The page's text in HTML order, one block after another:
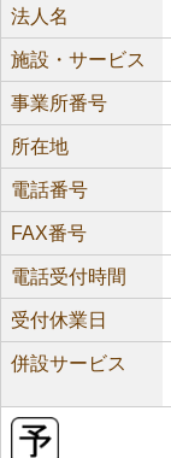
法人名
施設・サービス
事業所番号
所在地
電話番号
FAX番号
電話受付時間
受付休業日
併設サービス